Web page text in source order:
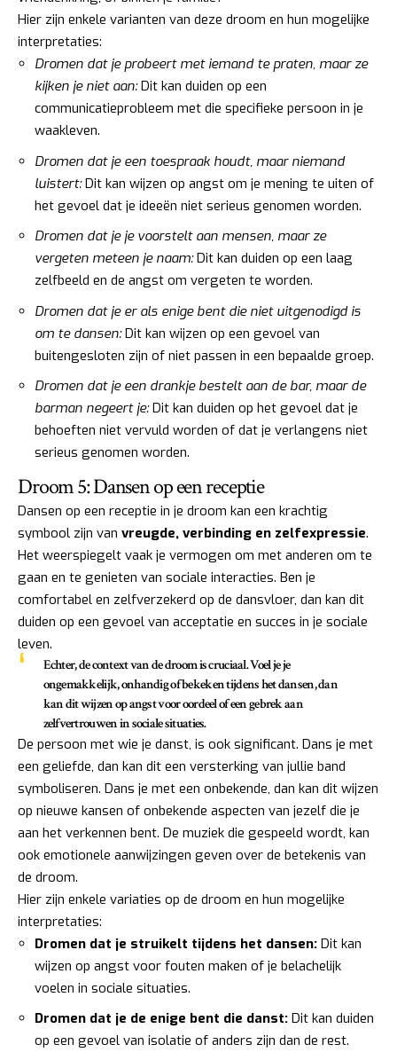
Hier zijn enkele varianten van deze droom en hun mogelijke
interpretaties:
Dromen dat je probeert met iemand te praten, maar ze
kijken je niet aan:Dit kan duiden op een
communicatieprobleem met die specifieke persoon in je
waakleven.
Dromen dat je een toespraak houdt, maar niemand
luistert:Dit kan wijzen op angst om je mening te uiten of
het gevoel dat je ideeën niet serieus genomen worden.
Dromen dat je je voorstelt aan mensen, maar ze
vergeten meteen je naam:Dit kan duiden op een laag
zelfbeeld en de angst om vergeten te worden.
Dromen dat je er als enige bent die niet uitgenodigd is
om te dansen:Dit kan wijzen op een gevoel van
buitengesloten zijn of niet passen in een bepaalde groep.
Dromen dat je een drankje bestelt aan de bar, maar de
barman negeert je:Dit kan duiden op het gevoel dat je
behoeften niet vervuld worden of dat je verlangens niet
serieus genomen worden.
Droom 5: Dansen op een receptie
Dansen op een receptie in je droom kan een krachtig
symbool zijn van vreugde, verbinding en zelfexpressie.
Het weerspiegelt vaak je vermogen om met anderen om te
gaan en te genieten van sociale interacties. Ben je
comfortabel en zelfverzekerd op de dansvloer, dan kan dit
duiden op een gevoel van acceptatie en succes in je sociale
leven.
Echter, de context van de droom is cruciaal. Voel je je
ongemakkelijk, onhandig of bekeken tijdens het dansen, dan
kan dit wijzen op angst voor oordeel of een gebrek aan
zelfvertrouwen in sociale situaties.
De persoon met wie je danst, is ook significant. Dans je met
een geliefde, dan kan dit een versterking van jullie band
symboliseren. Dans je met een onbekende, dan kan dit wijzen
op nieuwe kansen of onbekende aspecten van jezelf die je
aan het verkennen bent. De muziek die gespeeld wordt, kan
ook emotionele aanwijzingen geven over de betekenis van
de droom.
Hier zijn enkele variaties op de droom en hun mogelijke
interpretaties:
Dromen dat je struikelt tijdens het dansen: Dit kan
wijzen op angst voor fouten maken of je belachelijk
voelen in sociale situaties.
Dromen dat je de enige bent die danst: Dit kan duiden
op een gevoel van isolatie of anders zijn dan de rest.